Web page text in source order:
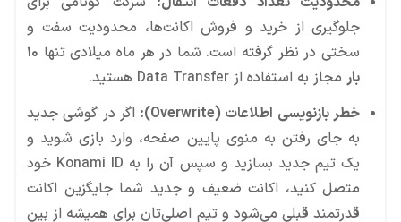
جلوگیری از خرید و فروش اکانت‌ها، محدودیت سفت و
سختی در نظر گرفته است. شما در هر ماه میلادی تنها ۱۰
بار مجاز به استفاده از Data Transfer هستید.
خطر بازنویسی اطلاعات (Overwrite):
اگر در گوشی جدید
به جای رفتن به منوی پایین صفحه، وارد بازی شوید و
یک تیم جدید بسازید و سپس آن را به Konami ID خود
متصل کنید، اکانت ضعیف و جدید شما جایگزین اکانت
قدرتمند قبلی می‌شود و تیم اصلی‌تان برای همیشه از بین